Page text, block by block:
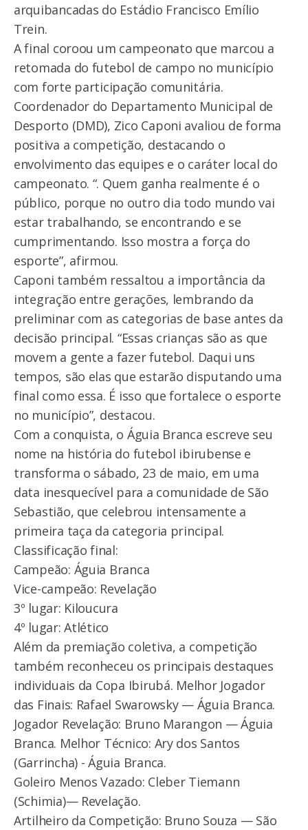
arquibancadas do Estádio Francisco Emílio
Trein.
A final coroou um campeonato que marcou a
retomada do futebol de campo no município
com forte participação comunitária.
Coordenador do Departamento Municipal de
Desporto (DMD), Zico Caponi avaliou de forma
positiva a competição, destacando o
envolvimento das equipes e o caráter local do
campeonato. “. Quem ganha realmente é o
público, porque no outro dia todo mundo vai
estar trabalhando, se encontrando e se
cumprimentando. Isso mostra a força do
esporte”, afirmou.
Caponi também ressaltou a importância da
integração entre gerações, lembrando da
preliminar com as categorias de base antes da
decisão principal. “Essas crianças são as que
movem a gente a fazer futebol. Daqui uns
tempos, são elas que estarão disputando uma
final como essa. É isso que fortalece o esporte
no município”, destacou.
Com a conquista, o Águia Branca escreve seu
nome na história do futebol ibirubense e
transforma o sábado, 23 de maio, em uma
data inesquecível para a comunidade de São
Sebastião, que celebrou intensamente a
primeira taça da categoria principal.
Classificação final:
Campeão: Águia Branca
Vice-campeão: Revelação
3º lugar: Kiloucura
4º lugar: Atlético
Além da premiação coletiva, a competição
também reconheceu os principais destaques
individuais da Copa Ibirubá. Melhor Jogador
das Finais: Rafael Swarowsky — Águia Branca.
Jogador Revelação: Bruno Marangon — Águia
Branca. Melhor Técnico: Ary dos Santos
(Garrincha) - Águia Branca.
Goleiro Menos Vazado: Cleber Tiemann
(Schimia)— Revelação.
Artilheiro da Competição: Bruno Souza — São